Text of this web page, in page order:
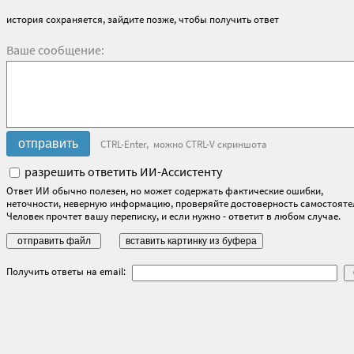
история сохраняется, зайдите позже, чтобы получить ответ
Ваше сообщение:
CTRL-Enter, можно CTRL-V скриншота
разрешить ответить ИИ-Ассистенту
Ответ ИИ обычно полезен, но может содержать фактические ошибки,
неточности, неверную информацию, проверяйте достоверность
Человек прочтет вашу переписку, и если нужно - ответит в любом случае.
Получить ответы на email: